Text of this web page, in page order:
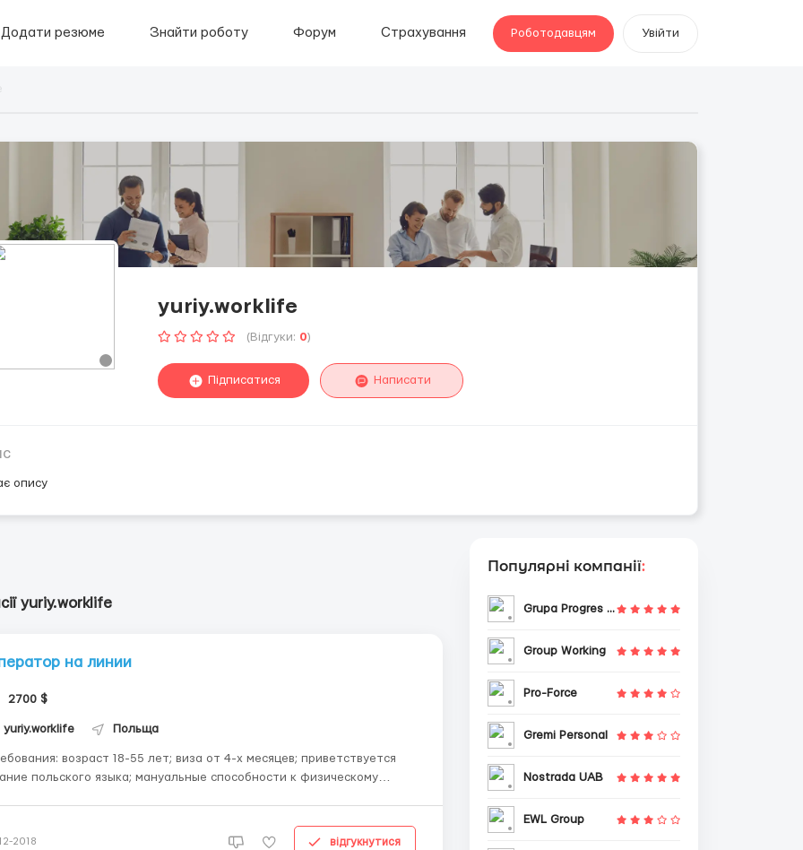
Додати резюме Знайти роботу Форум Страхування Роботодавцям Увійти
yuriy.worklife
(Відгуки: 0)
Підписатися Написати
опису
yuriy.worklife
на линии
2700 $
yuriy.worklife Польща
18-55 лет; виза от 4-х месяцев; приветствуется
польского языка; мануальные способности к физическому
2018 відгукнутися
Популярні компанії:
Grupa Progres Sp. z o.o.
Group Working
Pro-Force
Gremi Personal
Nostrada UAB
EWL Group